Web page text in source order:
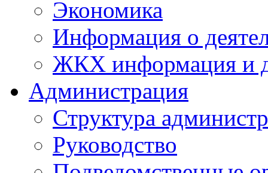
Экономика
Информация о
ЖКХ информация и
Администрация
Структура
Руководство